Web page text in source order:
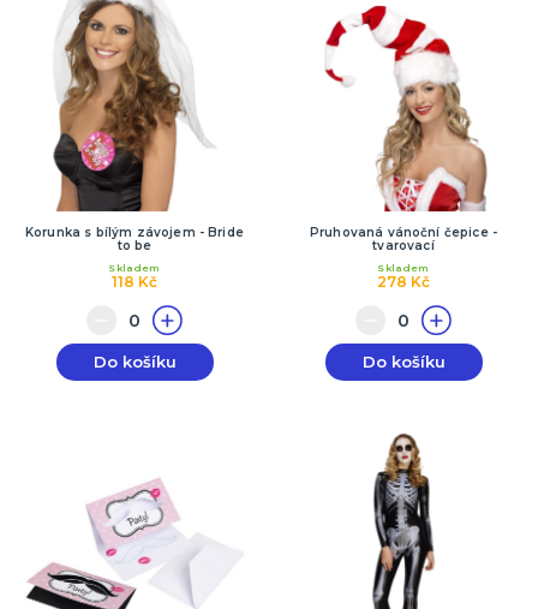
Korunka s bílým závojem - Bride
to be
118 Kč
Skladem
Do košíku
Pruhovaná vánoční čepice -
tvarovací
278 Kč
Skladem
Do košíku